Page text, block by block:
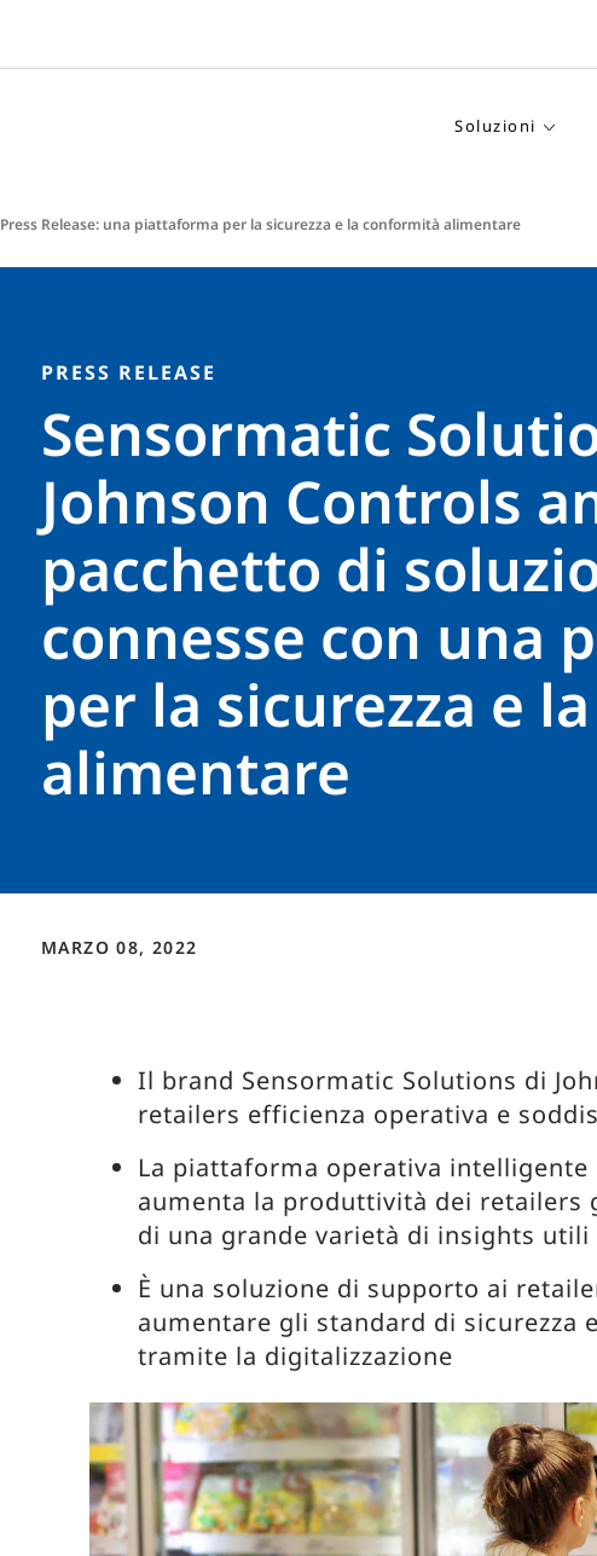
Soluzioni
Press Release: una piattaforma per la sicurezza e la conformità alimentare
PRESS RELEASE
Sensormatic
Johnson Controls
pacchetto di
connesse con una
per la sicurezza e
alimentare
MARZO 08, 2022
Il brand Sensormatic Solutions di
retailers efficienza operativa e
La piattaforma operativa intelligente
aumenta la produttività dei retailers
di una grande varietà di insights utili
È una soluzione di supporto ai
aumentare gli standard di sicurezza
tramite la digitalizzazione